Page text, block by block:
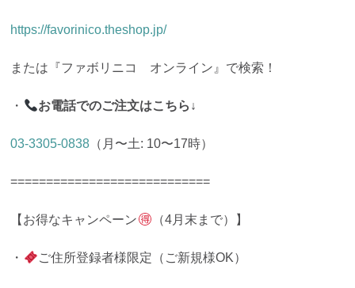
https://favorinico.theshop.jp/
または『ファボリニコ オンライン』で検索！
・ お電話でのご注文はこちら↓
03-3305-0838 （月〜土: 10〜17時）
============================
【お得なキャンペーン （4月末まで）】
・ ご住所登録者様限定（ご新規様OK）